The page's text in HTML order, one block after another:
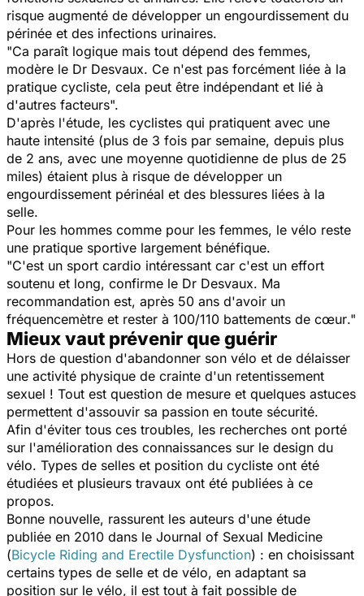
risque augmenté de développer un engourdissement du
périnée et des infections urinaires.
"Ca paraît logique mais tout dépend des femmes,
modère le Dr Desvaux. Ce n'est pas forcément liée à la
pratique cycliste, cela peut être indépendant et lié à
d'autres facteurs".
D'après l'étude, les cyclistes qui pratiquent avec une
haute intensité (plus de 3 fois par semaine, depuis plus
de 2 ans, avec une moyenne quotidienne de plus de 25
miles) étaient plus à risque de développer un
engourdissement périnéal et des blessures liées à la
selle.
Pour les hommes comme pour les femmes, le vélo reste
une pratique sportive largement bénéfique.
"C'est un sport cardio intéressant car c'est un effort
soutenu et long, confirme le Dr Desvaux. Ma
recommandation est, après 50 ans d'avoir un
fréquencemètre et rester à 100/110 battements de cœur."
Mieux vaut prévenir que guérir
Hors de question d'abandonner son vélo et de délaisser
une activité physique de crainte d'un retentissement
sexuel ! Tout est question de mesure et quelques astuces
permettent d'assouvir sa passion en toute sécurité.
Afin d'éviter tous ces troubles, les recherches ont porté
sur l'amélioration des connaissances sur le design du
vélo. Types de selles et position du cycliste ont été
étudiées et plusieurs travaux ont été publiées à ce
propos.
Bonne nouvelle, rassurent les auteurs d'une étude
publiée en 2010 dans le Journal of Sexual Medicine
(Bicycle Riding and Erectile Dysfunction) : en choisissant
certains types de selle et de vélo, en adaptant sa
position sur le vélo, il est tout à fait possible de